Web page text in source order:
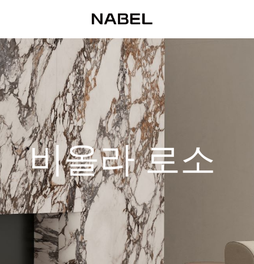
비올라 로소